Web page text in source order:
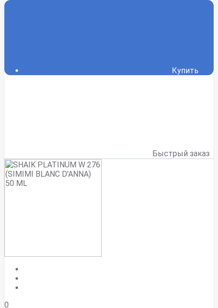
Купить
Быстрый заказ
0